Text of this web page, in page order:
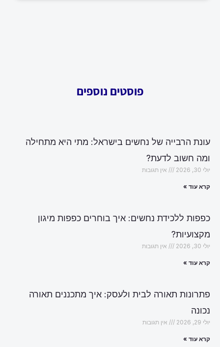
פוסטים נוספים
עונת הרבייה של נחשים בישראל: מתי היא מתחילה
ומה חשוב לדעת?
יולי 30, 2026 אין תגובות
קרא עוד »
כפפות ללכידת נחשים: איך בוחרים כפפות מיגון
מקצועיות?
יולי 30, 2026 אין תגובות
קרא עוד »
פתרונות תאורה לבית ולעסק: איך מתכננים תאורה
נכונה
יולי 29, 2026 אין תגובות
קרא עוד »